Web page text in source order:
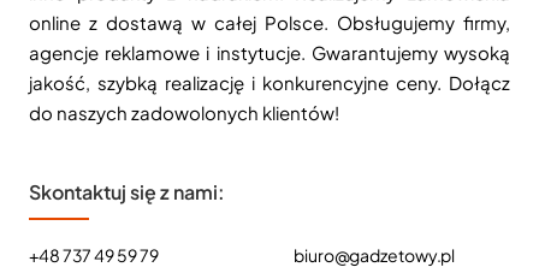
online z dostawą w całej Polsce. Obsługujemy firmy,
agencje reklamowe i instytucje. Gwarantujemy wysoką
jakość, szybką realizację i konkurencyjne ceny. Dołącz
do naszych zadowolonych klientów!
Skontaktuj się z nami:
+48 737 49 59 79 biuro@gadzetowy.pl